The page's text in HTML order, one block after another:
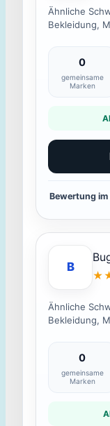
Ähnliche
Bekleidung,
0
gemeinsame
Marken
Bewertung im
B
Ähnliche
Bekleidung,
0
gemeinsame
Marken